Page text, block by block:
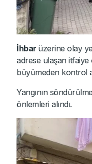
İhbar üzerine olay
adrese ulaşan itfaiye
büyümeden kontrol
Yangının
önlemleri alındı.